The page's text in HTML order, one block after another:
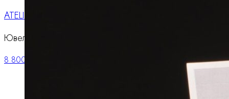
ATELIER PM
Ювелирные украшения
8 800 234 0217
Корзина